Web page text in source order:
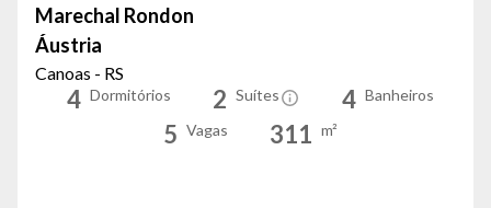
Marechal Rondon
Áustria
Canoas - RS
4 Dormitórios 2 Suítes 4 Banheiros
5 Vagas 311 m²